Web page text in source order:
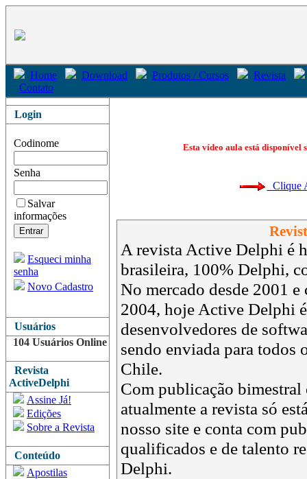
Home Download Produtos / Cursos
Revista
Contato
Login
Codinome
Senha
Salvar
informações
Esqueci minha
senha
Novo Cadastro
Usuários
104 Usuários Online
Revista
ActiveDelphi
Assine Já!
Edições
Sobre a Revista
Conteúdo
Apostilas
Esta vídeo aula está disponível
Clique
A revista Active Delphi é
brasileira, 100% Delphi,
No mercado desde 2001
2004, hoje Active Delphi
desenvolvedores de
sendo enviada para todos
Chile.
Com publicação bimestral
atualmente a revista só
nosso site e conta com
qualificados e de talento
Delphi.